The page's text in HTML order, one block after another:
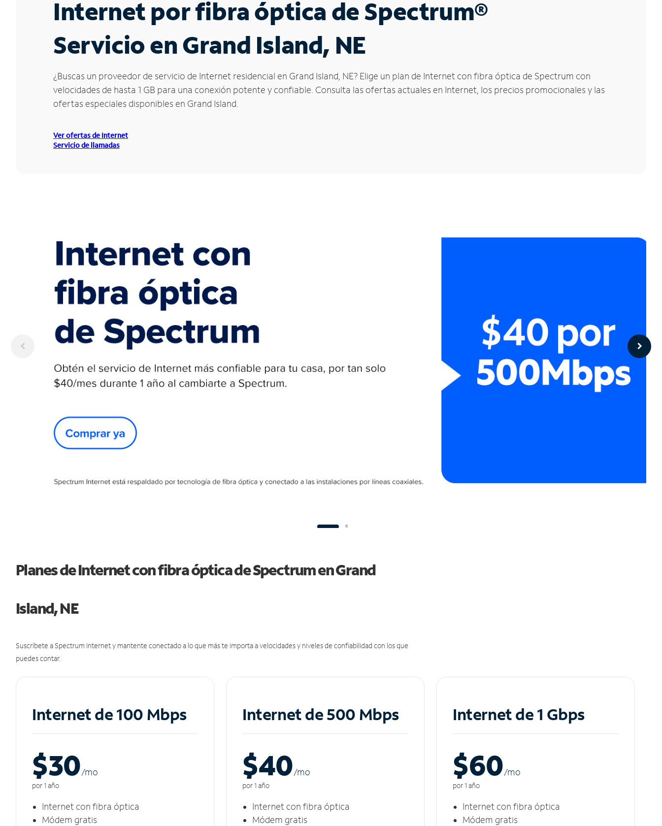
Internet por fibra óptica de Spectrum®
Servicio en Grand Island, NE
¿Buscas un proveedor de servicio de Internet residencial en Grand Island, NE? Elige un plan de Internet con fibra óptica de Spectrum con
velocidades de hasta 1 GB para una conexión potente y confiable. Consulta las ofertas actuales en Internet, los precios promocionales y las
ofertas especiales disponibles en Grand Island.
Ver ofertas de Internet
Servicio de llamadas
Planes de Internet con fibra óptica de Spectrum en Grand
Island, NE
Suscríbete a Spectrum Internet y mantente conectado a lo que más te importa a velocidades y niveles de confiabilidad con los que
puedes contar.
Internet de 100 Mbps
$30/mo
por 1 año
Internet con fibra óptica
Módem gratis
Internet de 500 Mbps
$40/mo
por 1 año
Internet con fibra óptica
Módem gratis
Internet de 1 Gbps
$60/mo
por 1 año
Internet con fibra óptica
Módem gratis